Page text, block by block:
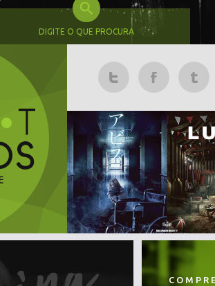
DIGITE O QUE PROCURA